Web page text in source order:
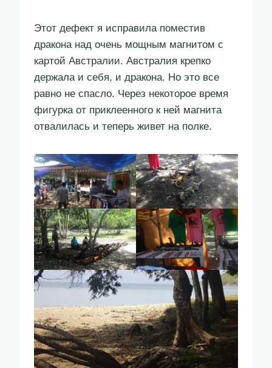
Этот дефект я исправила поместив
дракона над очень мощным магнитом с
картой Австралии. Австралия крепко
держала и себя, и дракона. Но это все
равно не спасло. Через некоторое время
фигурка от приклеенного к ней магнита
отвалилась и теперь живет на полке.